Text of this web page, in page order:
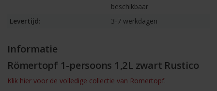
beschikbaar
Levertijd:
3-7 werkdagen
Informatie
Römertopf 1-persoons 1,2L zwart Rustico
Klik hier voor de volledige collectie van Romertopf.